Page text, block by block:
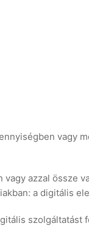
vagy
azzal össze
a digitális
szolgáltatást